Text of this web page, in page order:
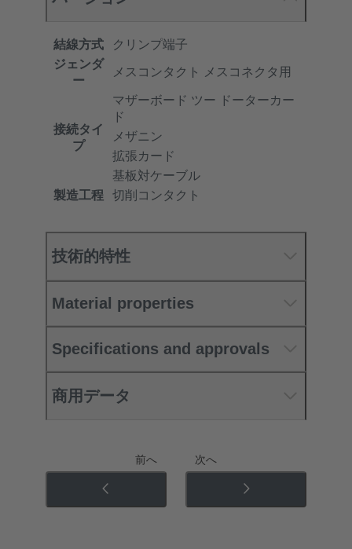
結線方式
クリンプ端子
ジェンダ
ー
メスコンタクト メスコネクタ用
接続タイ
プ
マザーボード ツー ドーターカー
ド
メザニン
拡張カード
基板対ケーブル
製造工程
切削コンタクト
技術的特性
Material properties
Specifications and approvals
商用データ
前へ 次へ